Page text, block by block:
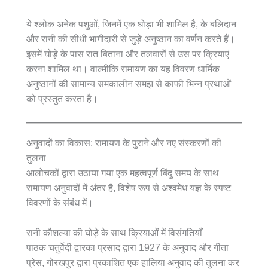
ये श्लोक अनेक पशुओं, जिनमें एक घोड़ा भी शामिल है, के बलिदान
और रानी की सीधी भागीदारी से जुड़े अनुष्ठान का वर्णन करते हैं।
इसमें घोड़े के पास रात बिताना और तलवारों से उस पर क्रियाएं
करना शामिल था। वाल्मीकि रामायण का यह विवरण धार्मिक
अनुष्ठानों की सामान्य समकालीन समझ से काफी भिन्न प्रथाओं
को प्रस्तुत करता है।
अनुवादों का विकास: रामायण के पुराने और नए संस्करणों की
तुलना
आलोचकों द्वारा उठाया गया एक महत्वपूर्ण बिंदु समय के साथ
रामायण अनुवादों में अंतर है, विशेष रूप से अश्वमेध यज्ञ के स्पष्ट
विवरणों के संबंध में।
रानी कौशल्या की घोड़े के साथ क्रियाओं में विसंगतियाँ
पाठक चतुर्वेदी द्वारका प्रसाद द्वारा 1927 के अनुवाद और गीता
प्रेस, गोरखपुर द्वारा प्रकाशित एक हालिया अनुवाद की तुलना कर